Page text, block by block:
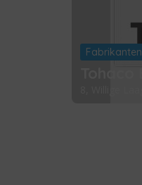
Fabrikanten